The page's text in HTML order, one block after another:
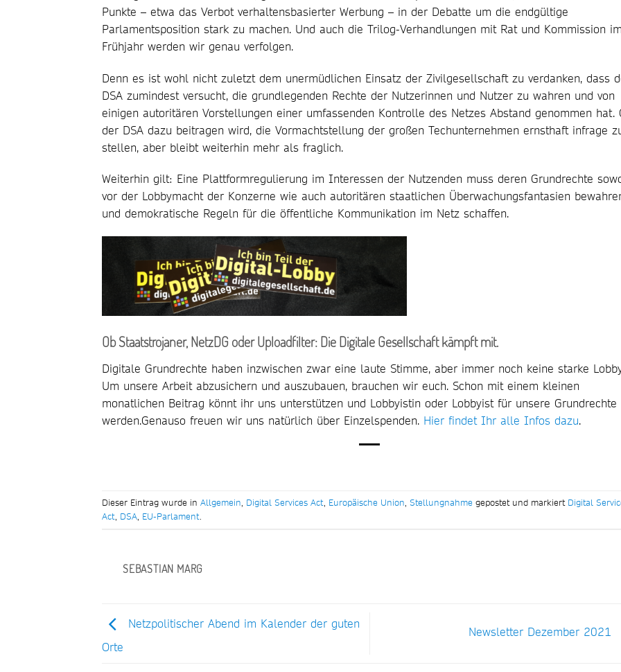
Punkte – etwa das Verbot verhaltensbasierter Werbung – in der Debatte um die endgültige
Parlamentsposition stark zu machen. Und auch die Trilog-Verhandlungen mit Rat und Kommission im
Frühjahr werden wir genau verfolgen.
Denn es ist wohl nicht zuletzt dem unermüdlichen Einsatz der Zivilgesellschaft zu verdanken, dass
DSA zumindest versucht, die grundlegenden Rechte der Nutzerinnen und Nutzer zu wahren und von
einigen autoritären Vorstellungen einer umfassenden Kontrolle des Netzes Abstand genommen hat.
der DSA dazu beitragen wird, die Vormachtstellung der großen Techunternehmen ernsthaft infrage
stellen, aber bleibt weiterhin mehr als fraglich.
Weiterhin gilt: Eine Plattformregulierung im Interessen der Nutzenden muss deren Grundrechte
vor der Lobbymacht der Konzerne wie auch autoritären staatlichen Überwachungsfantasien
und demokratische Regeln für die öffentliche Kommunikation im Netz schaffen.
Ob Staatstrojaner, NetzDG oder Uploadfilter: Die Digitale Gesellschaft kämpft mit.
Digitale Grundrechte haben inzwischen zwar eine laute Stimme, aber immer noch keine starke
Um unsere Arbeit abzusichern und auszubauen, brauchen wir euch. Schon mit einem kleinen
monatlichen Beitrag könnt ihr uns unterstützen und Lobbyistin oder Lobbyist für unsere Grundrechte
werden.Genauso freuen wir uns natürlich über Einzelspenden. Hier findet Ihr alle Infos dazu.
Dieser Eintrag wurde in Allgemein, Digital Services Act, Europäische Union, Stellungnahme gepostet und markiert Digital
Act, DSA, EU-Parlament.
SEBASTIAN MARG
Netzpolitischer Abend im Kalender der guten
Orte
Newsletter Dezember 2021